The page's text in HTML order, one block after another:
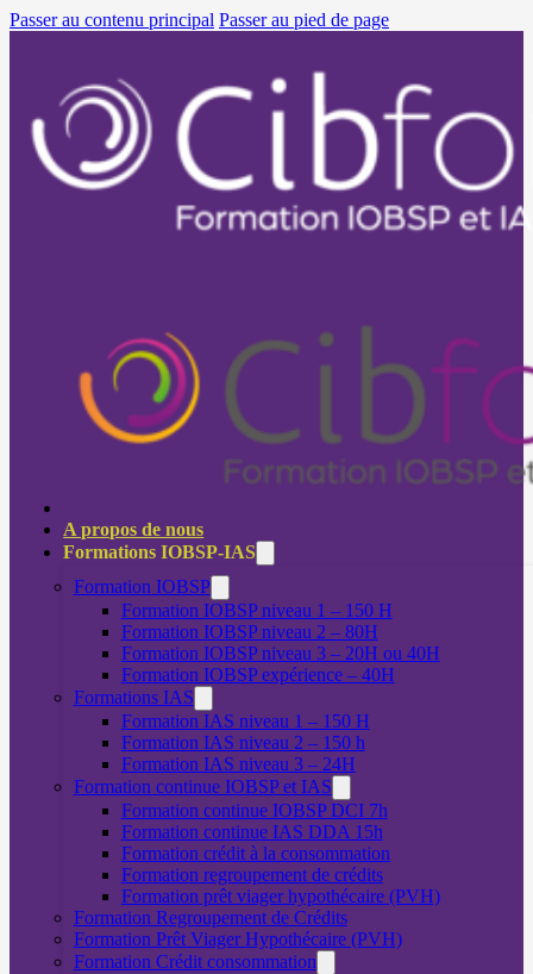
Passer au contenu principal Passer au pied de page
A propos de nous
Formations IOBSP-IAS
Formation IOBSP
Formation IOBSP niveau 1 – 150 H
Formation IOBSP niveau 2 – 80H
Formation IOBSP niveau 3 – 20H ou 40H
Formation IOBSP expérience – 40H
Formations IAS
Formation IAS niveau 1 – 150 H
Formation IAS niveau 2 – 150 h
Formation IAS niveau 3 – 24H
Formation continue IOBSP et IAS
Formation continue IOBSP DCI 7h
Formation continue IAS DDA 15h
Formation crédit à la consommation
Formation regroupement de crédits
Formation prêt viager hypothécaire (PVH)
Formation Regroupement de Crédits
Formation Prêt Viager Hypothécaire (PVH)
Formation Crédit consommation